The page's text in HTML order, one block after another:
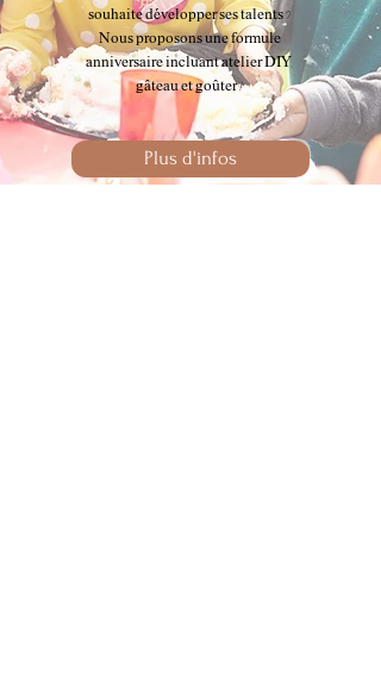
souhaite développer ses talents ?
Nous proposons une formule
anniversaire incluant atelier DIY,
gâteau et goûter !
Plus d'infos